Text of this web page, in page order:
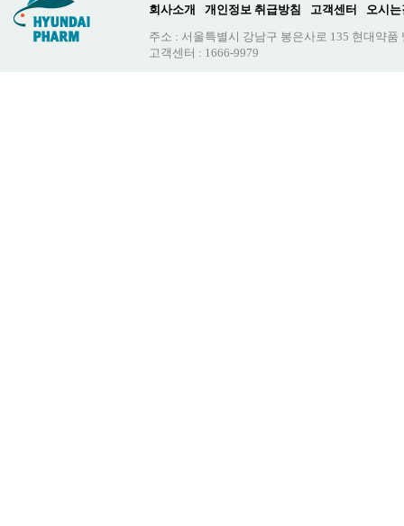
회사소개 개인정보 취급방침 고객센터
오시는
주소 : 서울특별시 강남구 봉은사로 135 현대약품
고객센터 : 1666-9979